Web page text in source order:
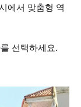
에서 맞춤형 역
선택하세요.